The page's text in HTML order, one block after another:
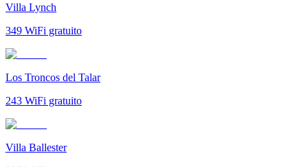
Villa Lynch
349 WiFi gratuito
Los Troncos del Talar
243 WiFi gratuito
Villa Ballester